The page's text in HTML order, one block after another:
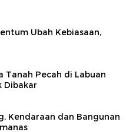
Ubah Kebiasaan,
Tanah Pecah di Labuan
Dibakar
Kendaraan dan Bangunan